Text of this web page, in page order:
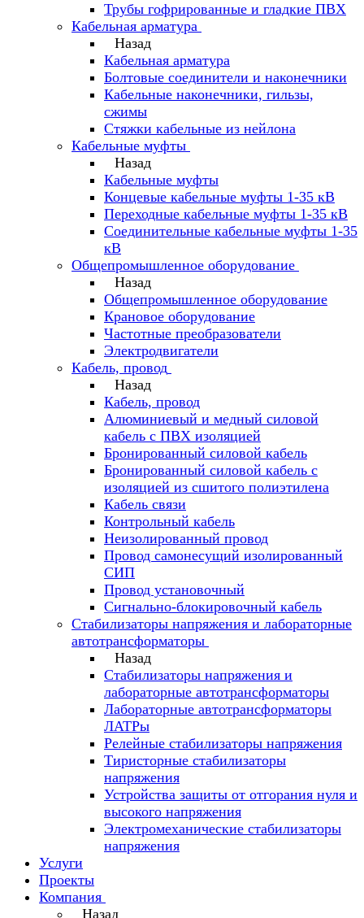
Трубы гофрированные и гладкие ПВХ
Кабельная арматура
Назад
Кабельная арматура
Болтовые соединители и наконечники
Кабельные наконечники, гильзы,
сжимы
Стяжки кабельные из нейлона
Кабельные муфты
Назад
Кабельные муфты
Концевые кабельные муфты 1-35 кВ
Переходные кабельные муфты 1-35 кВ
Соединительные кабельные муфты 1-35
кВ
Общепромышленное оборудование
Назад
Общепромышленное оборудование
Крановое оборудование
Частотные преобразователи
Электродвигатели
Кабель, провод
Назад
Кабель, провод
Алюминиевый и медный силовой
кабель с ПВХ изоляцией
Бронированный силовой кабель
Бронированный силовой кабель с
изоляцией из сшитого полиэтилена
Кабель связи
Контрольный кабель
Неизолированный провод
Провод самонесущий изолированный
СИП
Провод установочный
Сигнально-блокировочный кабель
Стабилизаторы напряжения и лабораторные
автотрансформаторы
Назад
Стабилизаторы напряжения и
лабораторные автотрансформаторы
Лабораторные автотрансформаторы
ЛАТРы
Релейные стабилизаторы напряжения
Тиристорные стабилизаторы
напряжения
Устройства защиты от отгорания нуля и
высокого напряжения
Электромеханические стабилизаторы
напряжения
Услуги
Проекты
Компания
Назад